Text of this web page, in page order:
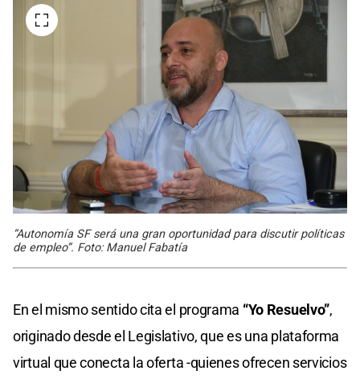
“Autonomía SF será una gran oportunidad para discutir políticas
de empleo”. Foto: Manuel Fabatía
En el mismo sentido cita el programa “Yo Resuelvo”,
originado desde el Legislativo, que es una plataforma
virtual que conecta la oferta -quienes ofrecen servicios